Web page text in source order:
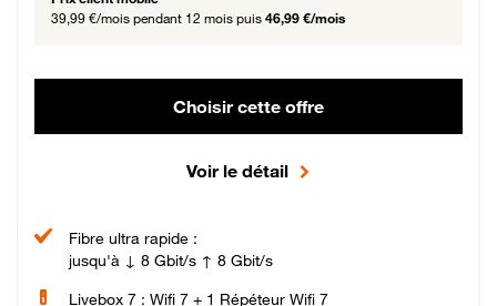
39,99 €/mois pendant 12 mois puis 46,99 €/mois
Choisir cette offre
Voir le détail
Fibre ultra rapide :
jusqu'à ↓ 8 Gbit/s ↑ 8 Gbit/s
Livebox 7 : Wifi 7 + 1 Répéteur Wifi 7